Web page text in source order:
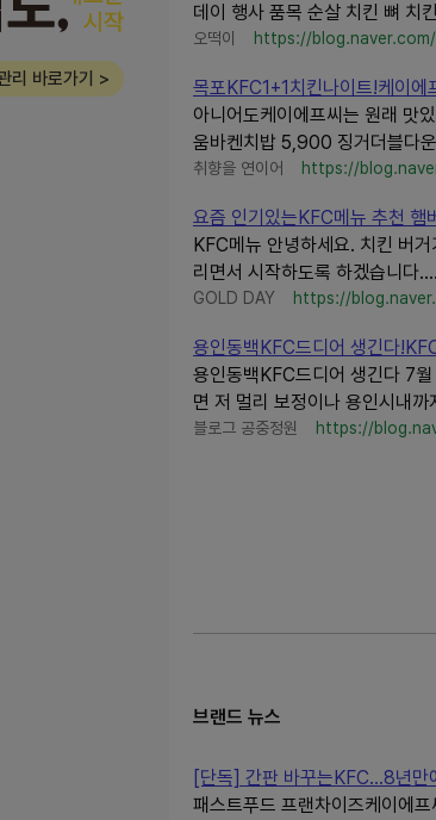
데이 행사 품목 순살 치킨 뼈 치
오떡이 https://blog.naver.com/
목포KFC1+1치킨나이트!케이에
아니어도케이에프씨는 원래
움바켄치밥 5,900 징거더블다운
취향을 연이어 https://
요즘 인기있는KFC메뉴 추천
KFC메뉴 안녕하세요. 치킨 버
리면서 시작하도록 하겠습니다....
GOLD DAY https://
용인동백KFC드디어 생긴다
용인동백KFC드디어 생긴다 7
면 저 멀리 보정이나 용인시내
블로그 공중정원 https://
브랜드 뉴스
[단독] 간판 바꾸는KFC…8년만
패스트푸드 프랜차이즈케이에
리 바로가기 >